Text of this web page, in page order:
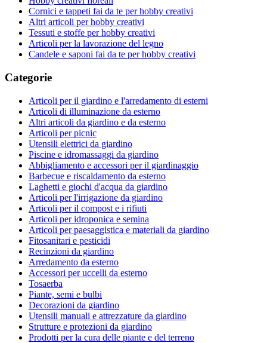
Cornici e tappeti fai da te per hobby creativi
Altri articoli per hobby creativi
Tessuti e stoffe per hobby creativi
Articoli per la lavorazione del legno
Candele e saponi fai da te per hobby creativi
Categorie
Articoli per il giardino e l'arredamento di esterni
Articoli di illuminazione da esterno
Altri articoli da giardino e da esterno
Articoli per picnic
Utensili elettrici da giardino
Piscine e idromassaggi da giardino
Abbigliamento e accessori per il giardinaggio
Barbecue e riscaldamento da esterno
Laghetti e giochi d'acqua da giardino
Articoli per l'irrigazione da giardino
Articoli per il compost e i rifiuti
Articoli per idroponica e semina
Articoli per paesaggistica e materiali da giardino
Fitosanitari e pesticidi
Recinzioni da giardino
Arredamento da esterno
Accessori per uccelli da esterno
Tosaerba
Piante, semi e bulbi
Decorazioni da giardino
Utensili manuali e attrezzature da giardino
Strutture e protezioni da giardino
Prodotti per la cura delle piante e del terreno